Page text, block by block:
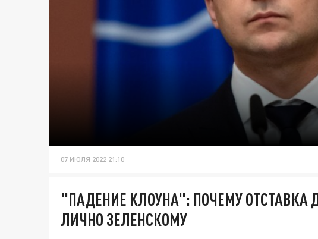
07 ИЮЛЯ 2022 21:10
"ПАДЕНИЕ КЛОУНА": ПОЧЕМУ ОТСТАВКА
ЛИЧНО ЗЕЛЕНСКОМУ